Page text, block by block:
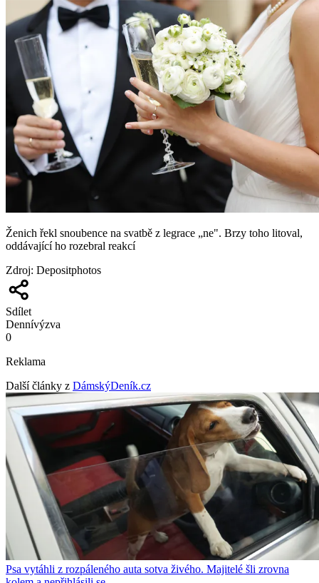
Ženich řekl snoubence na svatbě z legrace „ne". Brzy toho litoval,
oddávající ho rozebral reakcí
Zdroj: Depositphotos
Sdílet
Dennívýzva
0
Reklama
Další články z DámskýDeník.cz
Psa vytáhli z rozpáleného auta sotva živého. Majitelé šli zrovna